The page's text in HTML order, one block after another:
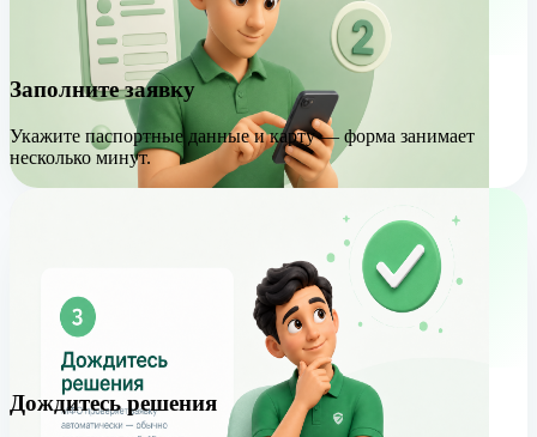
Заполните заявку
Укажите паспортные данные и карту — форма занимает
несколько минут.
Дождитесь решения